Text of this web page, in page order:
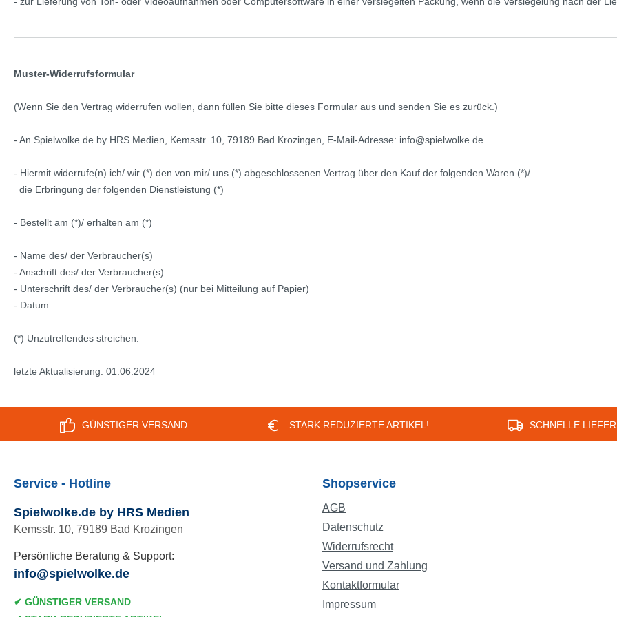
Muster-Widerrufsformular
(Wenn Sie den Vertrag widerrufen wollen, dann füllen Sie bitte dieses Formular aus und senden Sie es zurück.)
- An Spielwolke.de by HRS Medien, Kemsstr. 10, 79189 Bad Krozingen E-Mail-Adresse: info@spielwolke.de
- Hiermit widerrufe(n) ich/ wir (*) den von mir/ uns (*) abgeschlossenen Vertrag über den Kauf der folgenden Waren (*)/
die Erbringung der folgenden Dienstleistung (*)
- Bestellt am (*)/ erhalten am (*)
- Name des/ der Verbraucher(s)
- Anschrift des/ der Verbraucher(s)
- Unterschrift des/ der Verbraucher(s) (nur bei Mitteilung auf Papier)
- Datum
(*) Unzutreffendes streichen.
letzte Aktualisierung: 01.06.2024
GÜNSTIGER VERSAND STARK REDUZIERTE ARTIKEL! SCHNELLE
Service - Hotline
Spielwolke.de by HRS Medien
Kemsstr. 10, 79189 Bad Krozingen
Persönliche Beratung & Support:
info@spielwolke.de
✔ GÜNSTIGER VERSAND
Shopservice
AGB
Datenschutz
Widerrufsrecht
Versand und Zahlung
Kontaktformular
Impressum